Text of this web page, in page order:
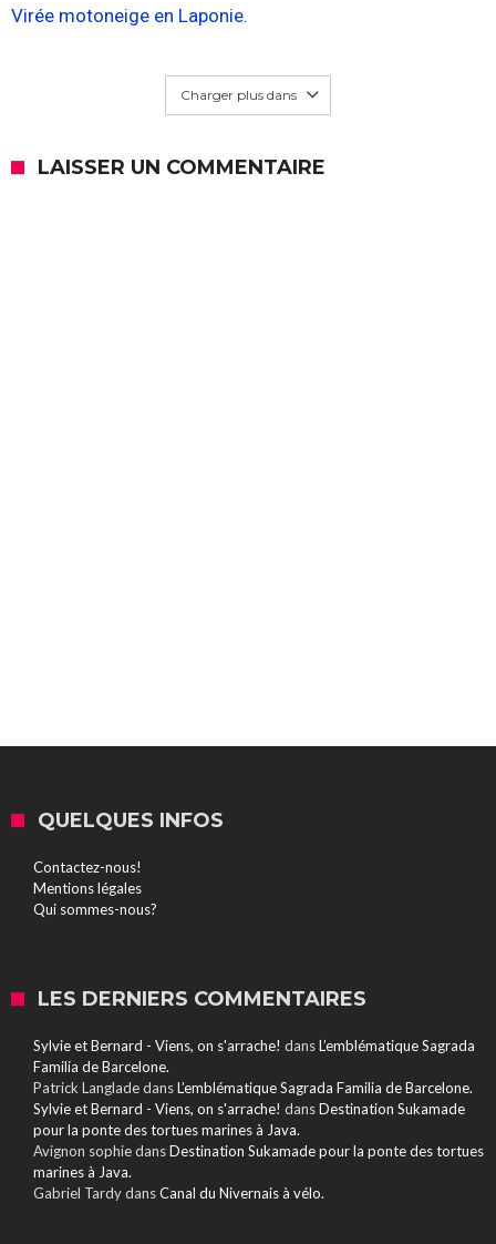
Virée motoneige en Laponie.
Charger plus dans
LAISSER UN COMMENTAIRE
QUELQUES INFOS
Contactez-nous!
Mentions légales
Qui sommes-nous?
LES DERNIERS COMMENTAIRES
Sylvie et Bernard - Viens, on s'arrache! dansL’emblématique Sagrada
Familia de Barcelone.
Patrick LangladedansL’emblématique Sagrada Familia de Barcelone.
Sylvie et Bernard - Viens, on s'arrache! dansDestination Sukamade
pour la ponte des tortues marines à Java.
Avignon sophiedansDestination Sukamade pour la ponte des tortues
marines à Java.
Gabriel TardydansCanal du Nivernais à vélo.